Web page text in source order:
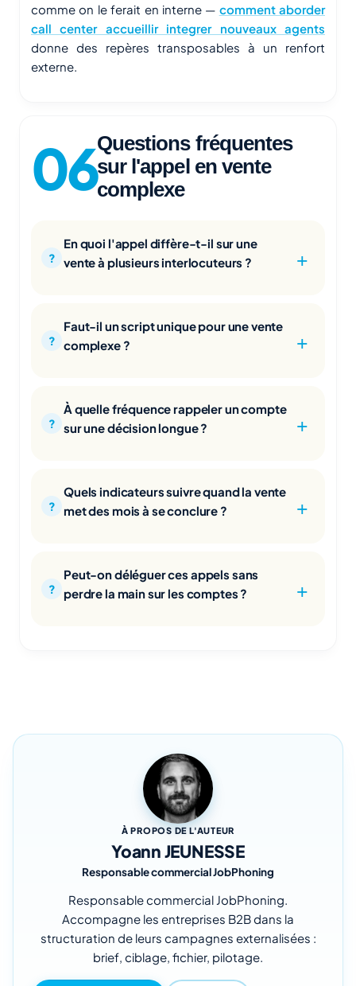
comme on le ferait en interne — comment aborder
call center accueillir integrer nouveaux agents
donne des repères transposables à un renfort
externe.
Questions fréquentes
sur l'appel en vente
complexe
En quoi l'appel diffère-t-il sur une
vente à plusieurs interlocuteurs ?
Faut-il un script unique pour une vente
complexe ?
À quelle fréquence rappeler un compte
sur une décision longue ?
Quels indicateurs suivre quand la vente
met des mois à se conclure ?
Peut-on déléguer ces appels sans
perdre la main sur les comptes ?
À PROPOS DE L'AUTEUR
Yoann JEUNESSE
Responsable commercial JobPhoning
Responsable commercial JobPhoning.
Accompagne les entreprises B2B dans la
structuration de leurs campagnes externalisées :
brief, ciblage, fichier, pilotage.